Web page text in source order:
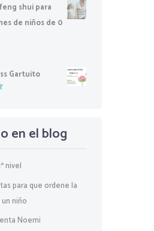
shui para
de niños de 0
Gartuito
en el blog
nivel
para que ordene la
niño
Noemi